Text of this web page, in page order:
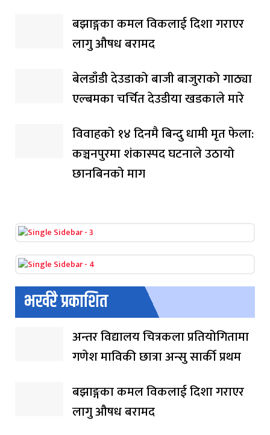
बझाङ्गका कमल विकलाई दिशा गराएर
लागु औषध बरामद
बेलडाँडी देउडाको बाजी बाजुराको गाठ्या
एल्बमका चर्चित देउडीया खडकाले मारे
विवाहको १४ दिनमै बिन्दु धामी मृत फेला:
कञ्चनपुरमा शंकास्पद घटनाले उठायो
छानबिनको माग
भर्खरै प्रकाशित
अन्तर विद्यालय चित्रकला प्रतियोगितामा
गणेश माविकी छात्रा अन्सु सार्की प्रथम
बझाङ्गका कमल विकलाई दिशा गराएर
लागु औषध बरामद